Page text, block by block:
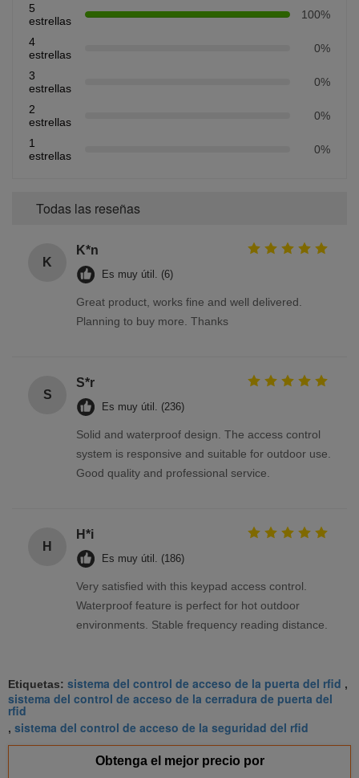
5
estrellas
100%
4
estrellas
0%
3
estrellas
0%
2
estrellas
0%
1
estrellas
0%
Todas las reseñas
K
K*n
Es muy útil. (6)
Great product, works fine and well delivered.
Planning to buy more. Thanks
S
S*r
Es muy útil. (236)
Solid and waterproof design. The access control
system is responsive and suitable for outdoor use.
Good quality and professional service.
H
H*i
Es muy útil. (186)
Very satisfied with this keypad access control.
Waterproof feature is perfect for hot outdoor
environments. Stable frequency reading distance.
Etiquetas: sistema del control de acceso de la puerta del rfid ,
sistema del control de acceso de la cerradura de puerta del
rfid
, sistema del control de acceso de la seguridad del rfid
Obtenga el mejor precio por